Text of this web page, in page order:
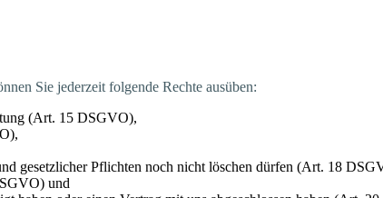
Sie jeder­zeit fol­gen­de Rech­te ausüben:
(Art. 15 DSGVO),
gesetz­li­cher Pflich­ten noch nicht löschen dür­fen (Art. 18
und